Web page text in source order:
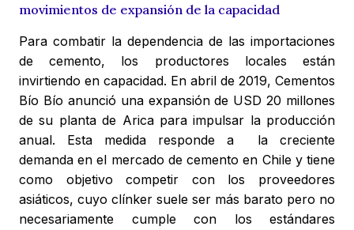
movimientos de expansión de la capacidad
Para combatir la dependencia de las importaciones
de cemento, los productores locales están
invirtiendo en capacidad. En abril de 2019, Cementos
Bío Bío anunció una expansión de USD 20 millones
de su planta de Arica para impulsar la producción
anual. Esta medida responde a la creciente
demanda en el mercado de cemento en Chile y tiene
como objetivo competir con los proveedores
asiáticos, cuyo clínker suele ser más barato pero no
necesariamente cumple con los estándares